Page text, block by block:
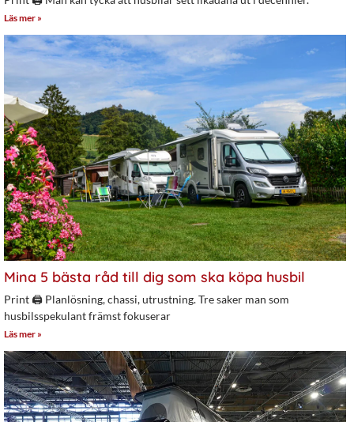
Läs mer »
Mina 5 bästa råd till dig som ska köpa husbil
Print 🖨 Planlösning, chassi, utrustning. Tre saker man som
husbilsspekulant främst fokuserar
Läs mer »